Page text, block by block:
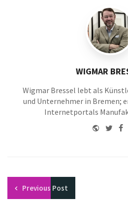
WIGMAR
Wigmar Bressel lebt als
und Unternehmer in Bremen;
Internetportals
Website
Previous Post